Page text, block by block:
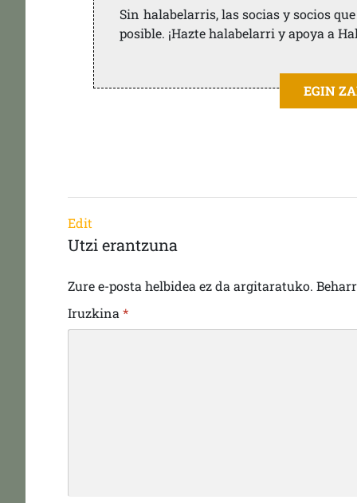
Sin halabelarris, las socias y socios
posible. ¡Hazte halabelarri y apoya a
EGIN
Edit
Utzi erantzuna
Zure e-posta helbidea ez da argitaratuko.
Iruzkina*